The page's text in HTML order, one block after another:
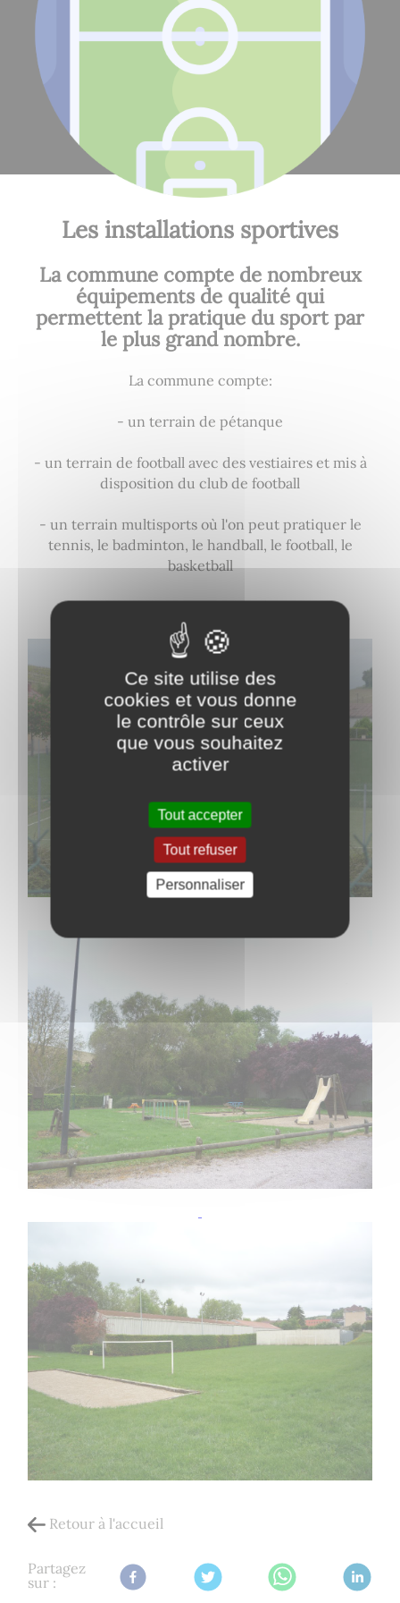
Les installations sportives
La commune compte de nombreux
équipements de qualité qui
permettent la pratique du sport par
le plus grand nombre.
La commune compte:
- un terrain de pétanque
- un terrain de football avec des vestiaires et mis à
disposition du club de football
- un terrain multisports où l'on peut pratiquer le
tennis, le badminton, le handball, le football, le
basketball
- une aire de jeux pour les plus petits
Retour à l'accueil
Partagez
sur :
Ce site utilise des
cookies et vous donne
le contrôle sur ceux
que vous souhaitez
activer
Tout accepter
Tout refuser
Personnaliser